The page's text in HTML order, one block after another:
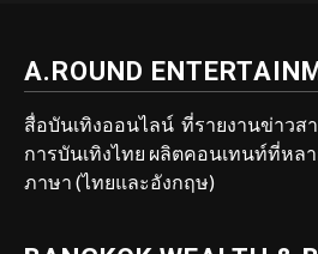
A.ROUND
สื่อบันเทิงออนไลน์ ที่รายงานข่าวส
การบันเทิงไทย ผลิตคอนเทนท์ที่หล
ภาษา (ไทยและอังกฤษ)